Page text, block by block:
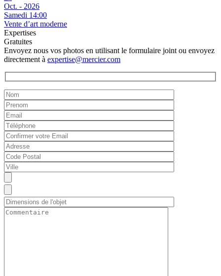
Oct. - 2026
Samedi 14:00
Vente d’art moderne
Expertises
Gratuites
Envoyez nous vos photos en utilisant le formulaire joint ou envoyez
directement à expertise@mercier.com